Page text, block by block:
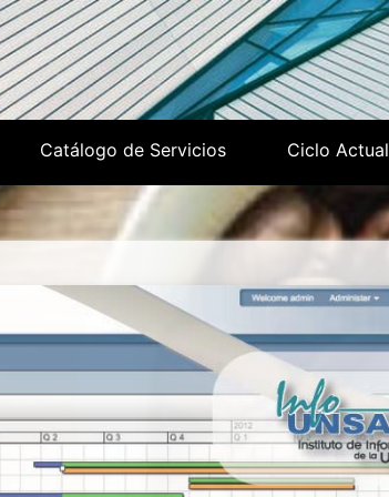
Catálogo de Servicios Ciclo Actual